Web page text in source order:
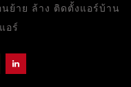
ย้าย ล้าง ติดตั้งแอร์บ้าน
อร์